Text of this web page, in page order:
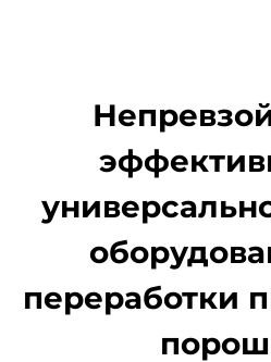
переработки